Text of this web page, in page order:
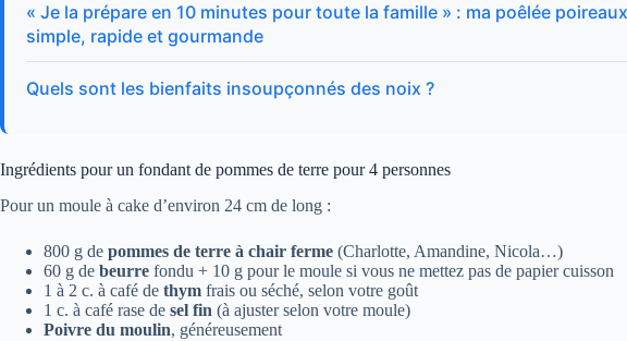
« Je la prépare en 10 minutes pour toute la famille » : ma poêlée
simple, rapide et gourmande
Quels sont les bienfaits insoupçonnés des noix ?
Ingrédients pour un fondant de pommes de terre pour 4 personnes
Pour un moule à cake d’environ 24 cm de long :
800 g de pommes de terre à chair ferme (Charlotte, Amandine, Nicola…)
60 g de beurre fondu + 10 g pour le moule si vous ne mettez pas de papier cuisson
1 à 2 c. à café de thym frais ou séché, selon votre goût
1 c. à café rase de sel fin (à ajuster selon votre moule)
Poivre du moulin, généreusement